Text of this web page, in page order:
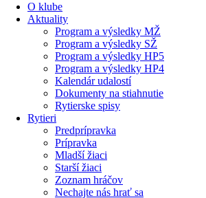
O klube
Aktuality
Program a výsledky MŽ
Program a výsledky SŽ
Program a výsledky HP5
Program a výsledky HP4
Kalendár udalostí
Dokumenty na stiahnutie
Rytierske spisy
Rytieri
Predprípravka
Prípravka
Mladší žiaci
Starší žiaci
Zoznam hráčov
Nechajte nás hrať sa